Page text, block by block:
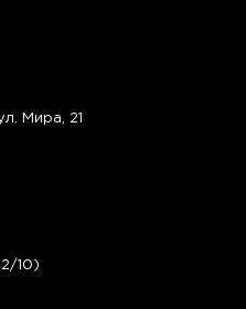
Мира, 21
10)